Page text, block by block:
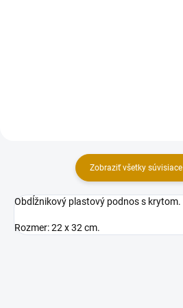
Zobraziť všetky
Obdĺžnikový plastový podnos s krytom.
Rozmer: 22 x 32 cm.